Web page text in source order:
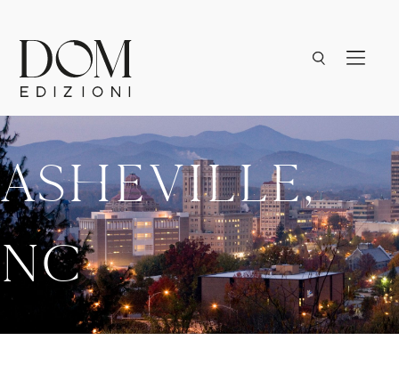
Asheville,
NC